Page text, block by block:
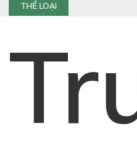
THỂ LOẠI